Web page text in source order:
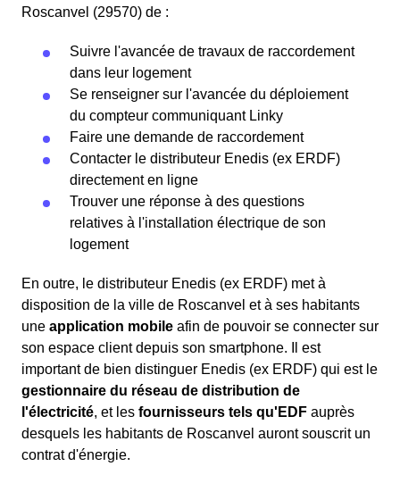
Roscanvel (29570) de :
Suivre l'avancée de travaux de raccordement
dans leur logement
Se renseigner sur l'avancée du déploiement
du compteur communiquant Linky
Faire une demande de raccordement
Contacter le distributeur Enedis (ex ERDF)
directement en ligne
Trouver une réponse à des questions
relatives à l'installation électrique de son
logement
En outre, le distributeur Enedis (ex ERDF) met à
disposition de la ville de Roscanvel et à ses habitants
une application mobile afin de pouvoir se connecter sur
son espace client depuis son smartphone. Il est
important de bien distinguer Enedis (ex ERDF) qui est le
gestionnaire du réseau de distribution de
l'électricité, et les fournisseurs tels qu'EDF auprès
desquels les habitants de Roscanvel auront souscrit un
contrat d'énergie.